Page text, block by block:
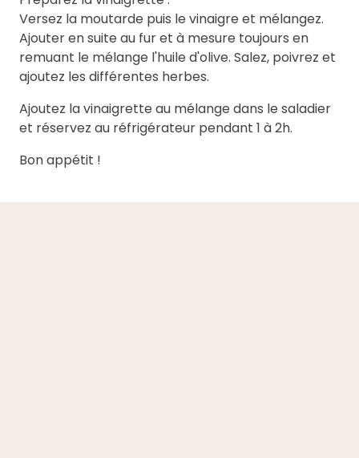
Versez la moutarde puis le vinaigre et mélangez.
Ajouter en suite au fur et à mesure toujours en
remuant le mélange l'huile d'olive. Salez, poivrez et
ajoutez les différentes herbes.
Ajoutez la vinaigrette au mélange dans le saladier
et réservez au réfrigérateur pendant 1 à 2h.
Bon appétit !